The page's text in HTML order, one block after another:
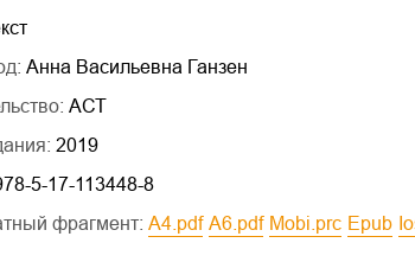
Анна Васильевна Ганзен
АСТ
2019
5-17-113448-8
фрагмент:
a4.pdf a6.pdf mobi.prc epub